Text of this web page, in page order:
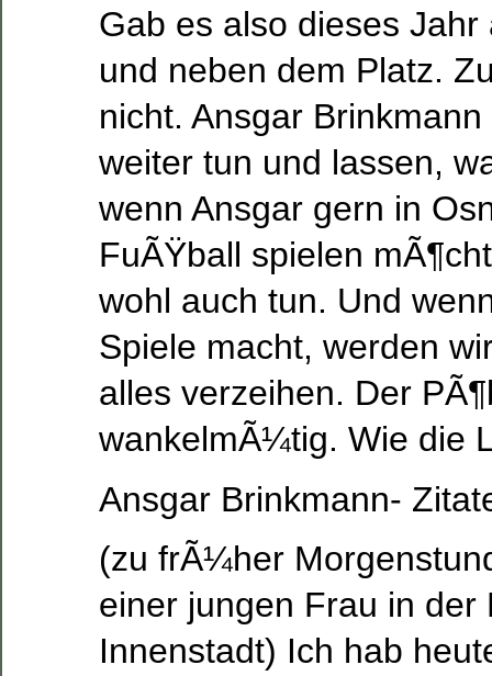
Gab es also dieses Jahr
und neben dem Platz.
nicht. Ansgar
weiter tun und lassen,
wenn Ansgar gern in
FuÃŸball spielen
wohl auch tun. Und
Spiele macht, werden
alles verzeihen. Der
wankelmÃ¼tig. Wie die
Ansgar Brinkmann-
(zu frÃ¼her
einer jungen Frau in der
Innenstadt) Ich hab